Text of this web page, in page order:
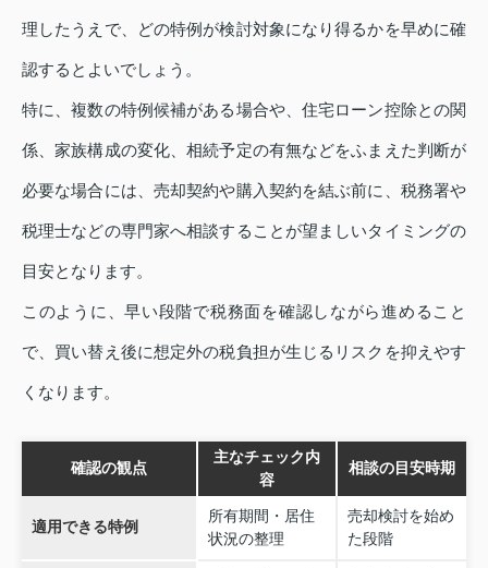
理したうえで、どの特例が検討対象になり得るかを早めに確
認するとよいでしょう。
特に、複数の特例候補がある場合や、住宅ローン控除との関
係、家族構成の変化、相続予定の有無などをふまえた判断が
必要な場合には、売却契約や購入契約を結ぶ前に、税務署や
税理士などの専門家へ相談することが望ましいタイミングの
目安となります。
このように、早い段階で税務面を確認しながら進めること
で、買い替え後に想定外の税負担が生じるリスクを抑えやす
くなります。
確認の観点
主なチェック内
容
相談の目安時期
適用できる特例
所有期間・居住
状況の整理
売却検討を始め
た段階